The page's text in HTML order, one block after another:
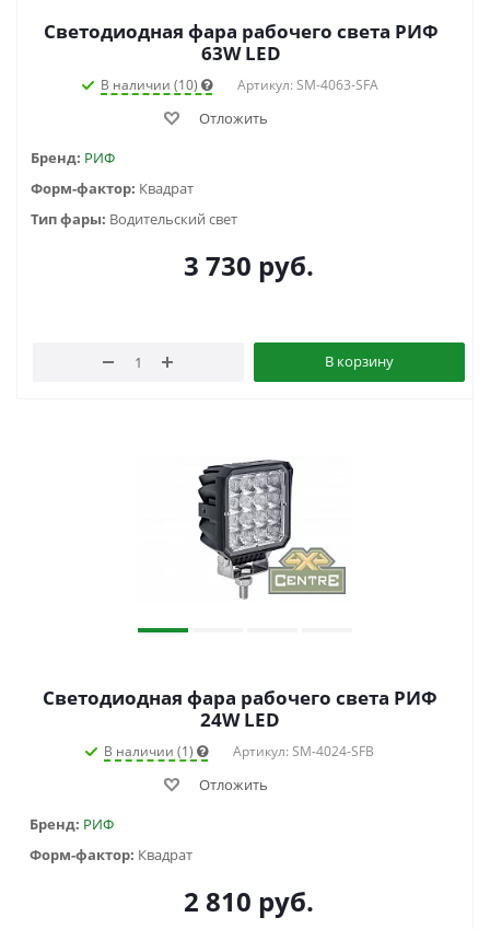
Светодиодная фара рабочего света РИФ
63W LED
В наличии (10) Артикул: SM-4063-SFA
Отложить
Бренд: РИФ
Форм-фактор: Квадрат
Тип фары: Водительский свет
3 730 руб.
В корзину
Светодиодная фара рабочего света РИФ
24W LED
В наличии (1) Артикул: SM-4024-SFB
Отложить
Бренд: РИФ
Форм-фактор: Квадрат
2 810 руб.